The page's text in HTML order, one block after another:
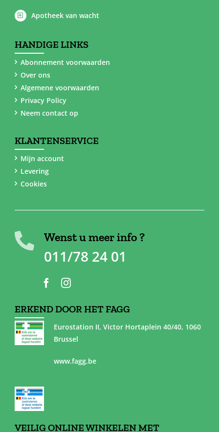
Apotheek van wacht
HANDIGE LINKS
Abonnement voorwaarden
Over ons
Algemene voorwaarden
Privacy Policy
Neem contact op
KLANTENSERVICE
Mijn account
Levering
Cookies
Wenst u meer info ?
011/78 24 01
ERKEND DOOR HET FAGG
Eurostation II, Victor Hortaplein 40/40, 1060
Brussel
www.fagg.be
VEILIG ONLINE WINKELEN MET